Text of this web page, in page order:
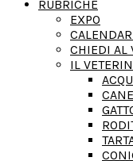
RUBRICHE
EXPO
CHIEDI AL
IL
CANE